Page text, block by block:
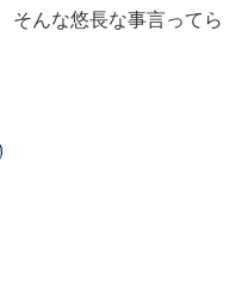
そんな悠長な事言ってら